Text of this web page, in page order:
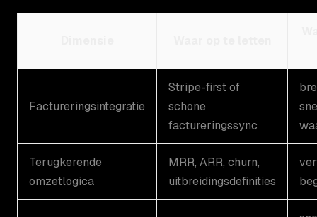
Factureringsintegratie
Stripe-first of
schone
factureringssync
Terugkerende
omzetlogica
MRR, ARR, churn,
uitbreidingsdefinities